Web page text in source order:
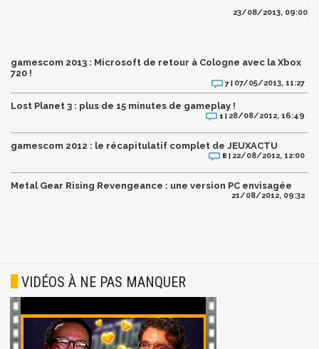
23/08/2013, 09:00
gamescom 2013 : Microsoft de retour à Cologne avec la Xbox
720 !
7 | 07/05/2013, 11:27
Lost Planet 3 : plus de 15 minutes de gameplay !
1 | 28/08/2012, 16:49
gamescom 2012 : le récapitulatif complet de JEUXACTU
8 | 22/08/2012, 12:00
Metal Gear Rising Revengeance : une version PC envisagée
21/08/2012, 09:32
VIDÉOS À NE PAS MANQUER